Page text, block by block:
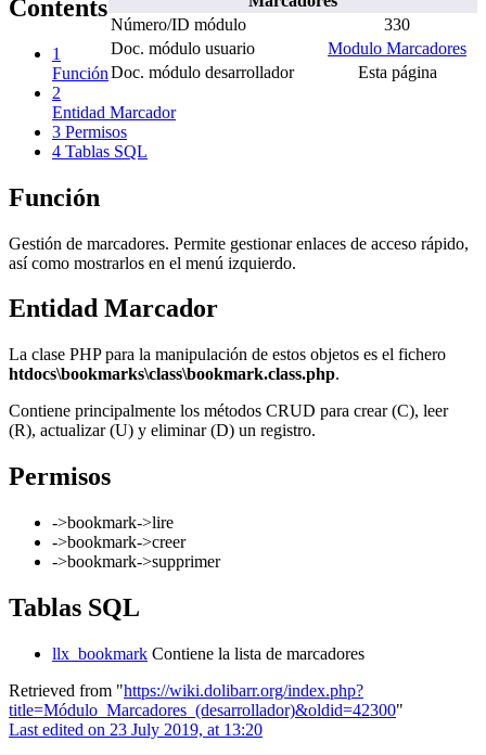
Número/ID módulo
330
Doc. módulo usuario
Modulo Marcadores
Doc. módulo desarrollador
Esta página
Contents
1
Función
2
Entidad Marcador
3 Permisos
4 Tablas SQL
Función
Gestión de marcadores. Permite gestionar enlaces de acceso rápido,
así como mostrarlos en el menú izquierdo.
Entidad Marcador
La clase PHP para la manipulación de estos objetos es el fichero
htdocs\bookmarks\class\bookmark.class.php.
Contiene principalmente los métodos CRUD para crear (C), leer
(R), actualizar (U) y eliminar (D) un registro.
Permisos
->bookmark->lire
->bookmark->creer
->bookmark->supprimer
Tablas SQL
llx_bookmark Contiene la lista de marcadores
Retrieved from "https://wiki.dolibarr.org/index.php?
title=Módulo_Marcadores_(desarrollador)&oldid=42300"
Last edited on 23 July 2019, at 13:20